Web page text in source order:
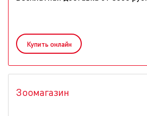
Купить онлайн
Зоомагазин